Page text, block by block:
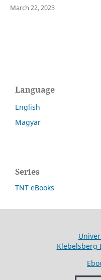
March 22, 2023
Language
English
Magyar
Series
TNT eBooks
Klebelsberg